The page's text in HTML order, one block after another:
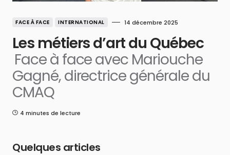
FACE À FACE INTERNATIONAL 14 décembre 2025
Les métiers d’art du Québec
Face à face avec Mariouche
Gagné, directrice générale du
CMAQ
4 minutes de lecture
Quelques articles